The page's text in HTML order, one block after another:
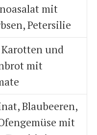
mit
Petersilie
und
mit
Blaubeeren,
mit